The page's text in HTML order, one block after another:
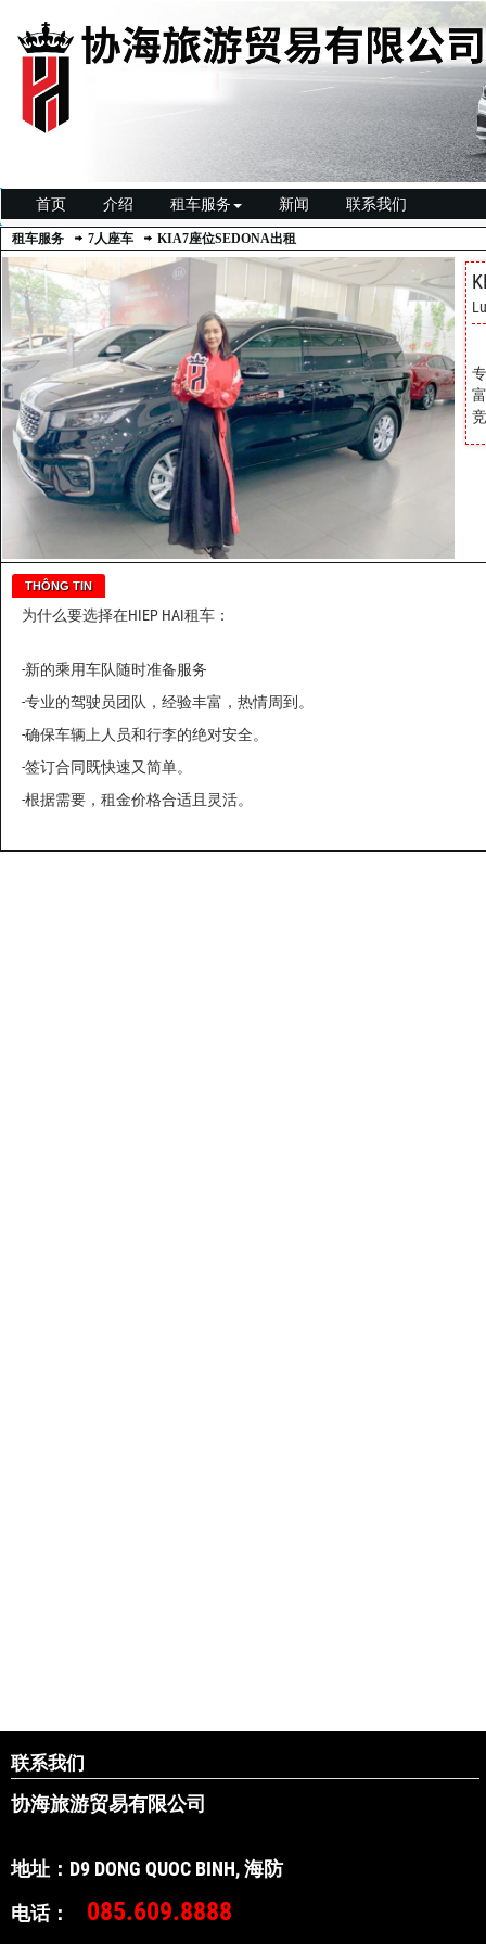
首页 介绍 租车服务 新闻 联系我们
租车服务 7人座车 KIA7座位SEDONA出租
THÔNG TIN
为什么要选择在HIEP HAI租车：
-新的乘用车队随时准备服务
-专业的驾驶员团队，经验丰富，热情周到。
-确保车辆上人员和行李的绝对安全。
-签订合同既快速又简单。
-根据需要，租金价格合适且灵活。
联系我们
协海旅游贸易有限公
地址：D9 DONG QUOC BINH, 海防
电话：